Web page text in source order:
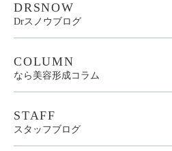
DRSNOW
Drスノウブログ
COLUMN
なら美容形成コラム
STAFF
スタッフブログ